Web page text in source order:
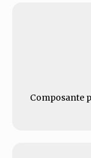
Composante